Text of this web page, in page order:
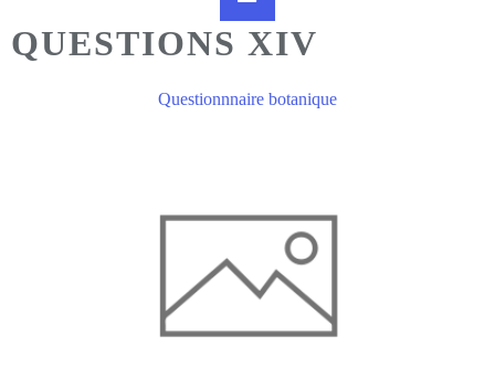
QUESTIONS XIV
Questionnnaire botanique